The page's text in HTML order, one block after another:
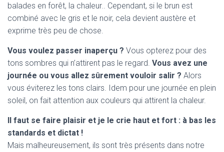
balades en forêt, la chaleur.. Cependant, si le brun est
combiné avec le gris et le noir, cela devient austère et
exprime très peu de chose.
Vous voulez passer inaperçu ? Vous opterez pour des
tons sombres qui n’attirent pas le regard. Vous avez une
journée ou vous allez sûrement vouloir salir ? Alors
vous éviterez les tons clairs. Idem pour une journée en plein
soleil, on fait attention aux couleurs qui attirent la chaleur.
Il faut se faire plaisir et je le crie haut et fort : à bas les
standards et dictat !
Mais malheureusement, ils sont très présents dans notre